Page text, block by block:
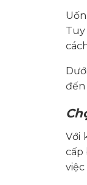
đến
Với
cấp